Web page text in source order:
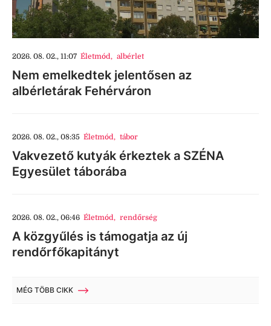
2026. 08. 02., 11:07 Életmód, albérlet
Nem emelkedtek jelentősen az
albérletárak Fehérváron
2026. 08. 02., 08:35 Életmód, tábor
Vakvezető kutyák érkeztek a SZÉNA
Egyesület táborába
2026. 08. 02., 06:46 Életmód, rendőrség
A közgyűlés is támogatja az új
rendőrfőkapitányt
MÉG TÖBB CIKK